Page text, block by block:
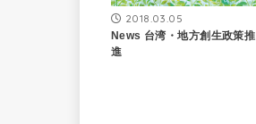
2018.03.05
News 台湾・地方創生政策推
進